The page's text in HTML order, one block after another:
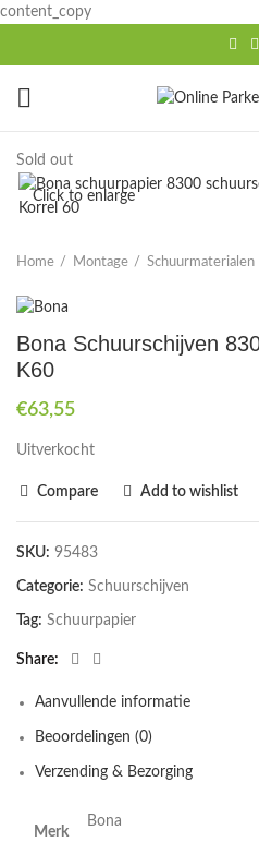
content_copy
Sold out
Click to enlarge
Home Montage Schuurmaterialen
Bona Schuurschijven
K60
€63,55
Uitverkocht
Compare Add to wishlist
SKU: 95483
Categorie: Schuurschijven
Tag: Schuurpapier
Share
Aanvullende informatie
Beoordelingen (0)
Verzending & Bezorging
Merk
Bona